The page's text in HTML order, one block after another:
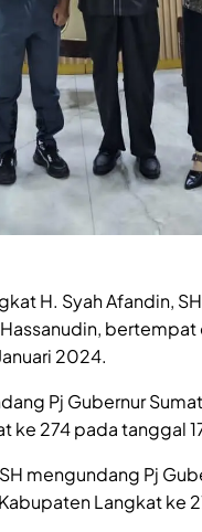
H. Syah Afandin,
2024.
Pj Gubernur
ke 274 pada tanggal
mengundang Pj
Langkat ke